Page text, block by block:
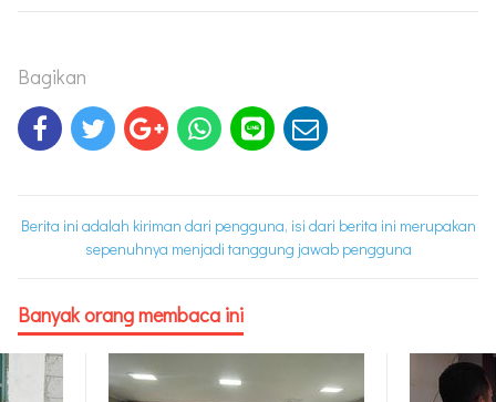
Bagikan
Berita ini adalah kiriman dari pengguna, isi dari berita ini merupakan
sepenuhnya menjadi tanggung jawab pengguna
Banyak orang membaca ini